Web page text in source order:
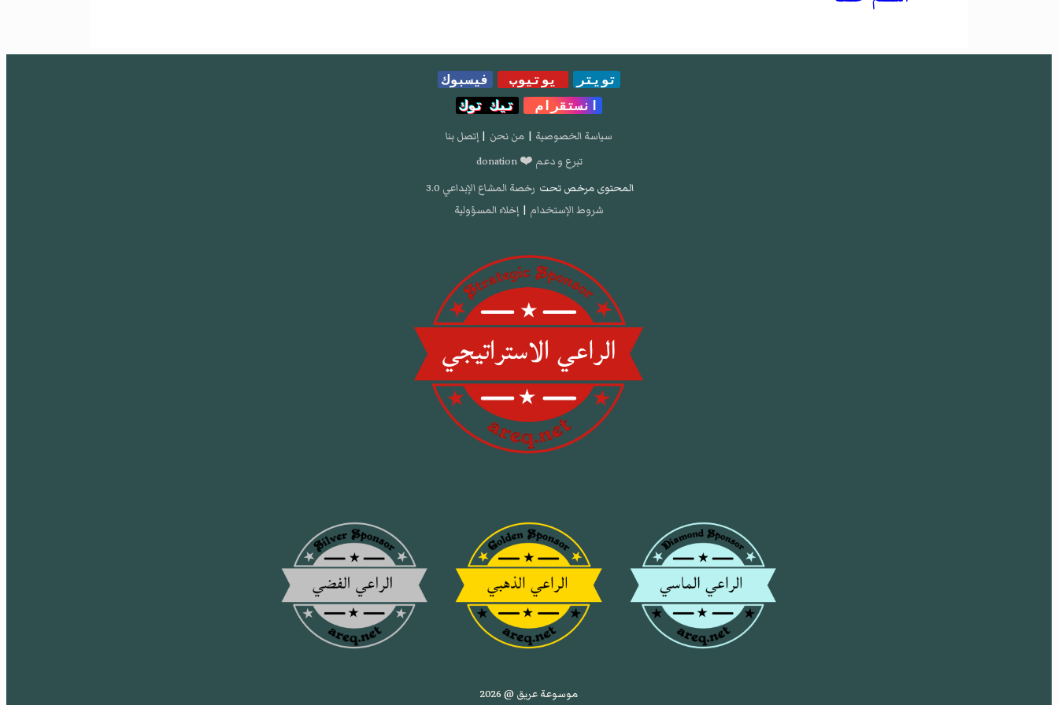
تويتر يوتيوب
فيسبوك
انستقرام
تيك توك
سياسة الخصوصية | من نحن | إتصل بنا
تبرع و دعم ❤️ donation
المحتوى مرخص تحت رخصة المشاع الإبداعي 3.0
شروط الإستخدام | إخلاء المسؤولية
موسوعة عريق @ 2026